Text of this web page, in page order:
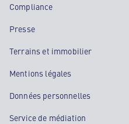
Compliance
Presse
Terrains et immobilier
Mentions légales
Données personnelles
Service de médiation